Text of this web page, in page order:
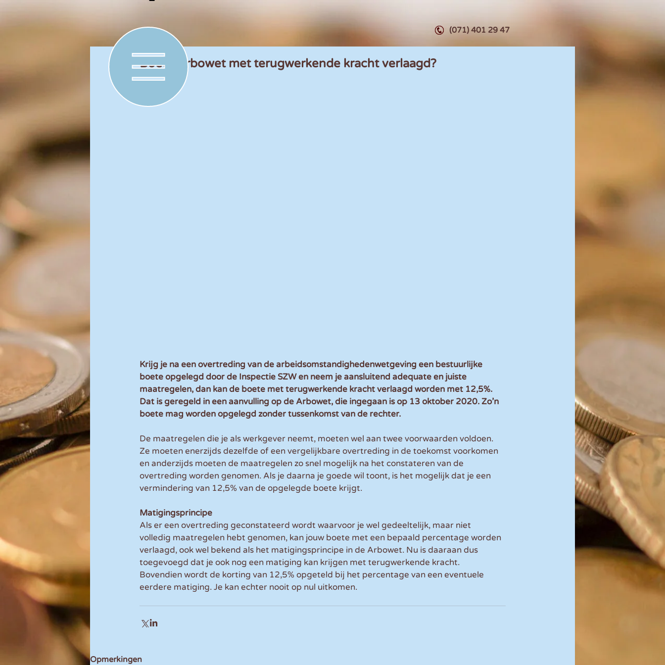
(071) 401 29 47
Boete Arbowet met terugwerkende kracht verlaagd?
Krijg je na een overtreding van de arbeidsomstandighedenwetgeving een bestuurlijke
boete opgelegd door de Inspectie SZW en neem je aansluitend adequate en juiste
maatregelen, dan kan de boete met terugwerkende kracht verlaagd worden met 12,5%.
Dat is geregeld in een aanvulling op de Arbowet, die ingegaan is op 13 oktober 2020. Zo’n
boete mag worden opgelegd zonder tussenkomst van de rechter.
De maatregelen die je als werkgever neemt, moeten wel aan twee voorwaarden voldoen.
Ze moeten enerzijds dezelfde of een vergelijkbare overtreding in de toekomst voorkomen
en anderzijds moeten de maatregelen zo snel mogelijk na het constateren van de
overtreding worden genomen. Als je daarna je goede wil toont, is het mogelijk dat je een
vermindering van 12,5% van de opgelegde boete krijgt.
Matigingsprincipe
Als er een overtreding geconstateerd wordt waarvoor je wel gedeeltelijk, maar niet
volledig maatregelen hebt genomen, kan jouw boete met een bepaald percentage worden
verlaagd, ook wel bekend als het matigingsprincipe in de Arbowet. Nu is daaraan dus
toegevoegd dat je ook nog een matiging kan krijgen met terugwerkende kracht.
Bovendien wordt de korting van 12,5% opgeteld bij het percentage van een eventuele
eerdere matiging. Je kan echter nooit op nul uitkomen.
Opmerkingen